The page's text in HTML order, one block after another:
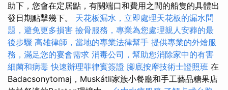
助下，您會在定居點，有關端口和費用之間的船隻的具體出
發日期點擊幾下。 天花板漏水，立即處理天花板的漏水問
題，避免更多損害 撿骨服務，專業為您處理親人安葬的最
後步驟 高雄律師，當地的專業法律幫手 提供專業的外燴服
務，滿足您的宴會需求 消毒公司，幫助您消除家中的有害
細菌和病毒 快速辦理菲律賓簽證 腳底按摩技術士證照班 在
Badacsonytomaj，Muskátli家族小餐廳和手工藝品糖果店